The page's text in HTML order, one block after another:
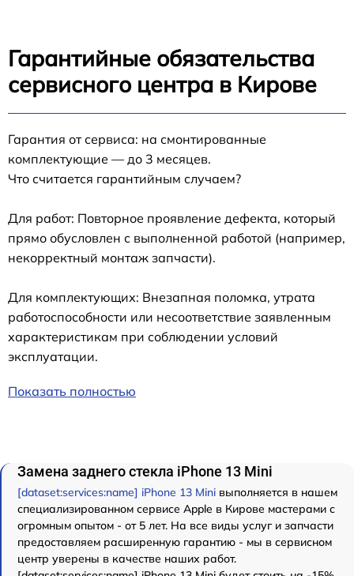
Гарантийные обязательства
сервисного центра в Кирове
Гарантия от сервиса: на смонтированные
комплектующие — до 3 месяцев.
Что считается гарантийным случаем?
Для работ: Повторное проявление дефекта, который
прямо обусловлен с выполненной работой (например,
некорректный монтаж запчасти).
Для комплектующих: Внезапная поломка, утрата
работоспособности или несоответствие заявленным
характеристикам при соблюдении условий
эксплуатации.
Показать полностью
Замена заднего стекла iPhone 13 Mini
[dataset:services:name] iPhone 13 Mini выполняется в нашем
специализированном сервисе Apple в Кирове мастерами с
огромным опытом - от 5 лет. На все виды услуг и запчасти
предоставляем расширенную гарантию - мы в сервисном
центр уверены в качестве наших работ.